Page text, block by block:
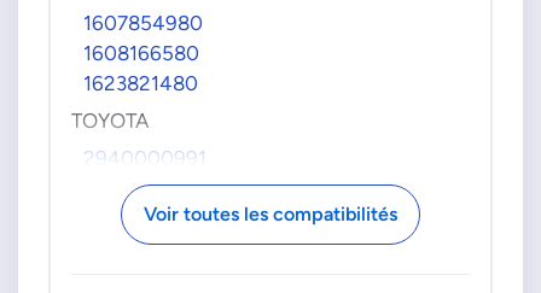
1607854980
1608166580
1623821480
TOYOTA
2940000991
Voir toutes les compatibilités